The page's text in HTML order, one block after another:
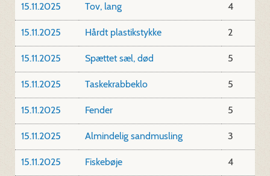
15.11.2025 Tov, lang 4
15.11.2025 Hårdt plastikstykke 2
15.11.2025 Spættet sæl, død 5
15.11.2025 Taskekrabbeklo 5
15.11.2025 Fender 5
15.11.2025 Almindelig sandmusling 3
15.11.2025 Fiskebøje 4